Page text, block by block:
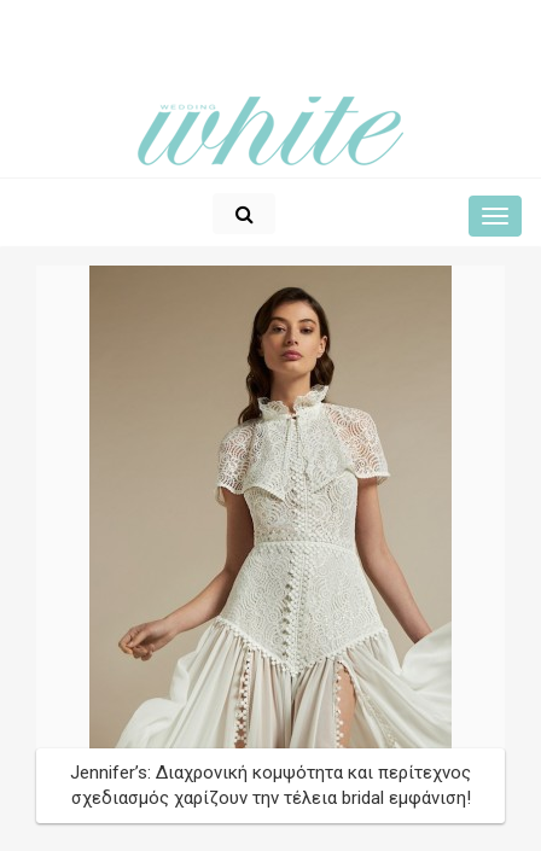
Jennifer’s: Διαχρονική κομψότητα και περίτεχνος
σχεδιασμός χαρίζουν την τέλεια bridal εμφάνιση!